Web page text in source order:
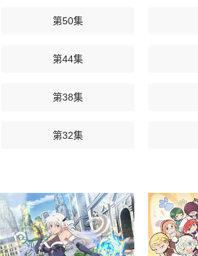
第50集
第44集
第38集
第32集
第20集
第14集